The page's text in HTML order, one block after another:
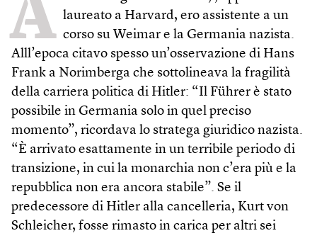
A laureato a Harvard, ero assistente a un
corso su Weimar e la Germania nazista.
Alll’epoca citavo spesso un’osservazione di Hans
Frank a Norimberga che sottolineava la fragilità
della carriera politica di Hitler: “Il Führer è stato
possibile in Germania solo in quel preciso
momento”, ricordava lo stratega giuridico nazista.
“È arrivato esattamente in un terribile periodo di
transizione, in cui la monarchia non c’era più e la
repubblica non era ancora stabile”. Se il
predecessore di Hitler alla cancelleria, Kurt von
Schleicher, fosse rimasto in carica per altri sei